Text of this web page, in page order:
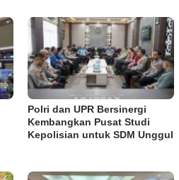
Polri dan UPR Bersinergi
Kembangkan Pusat Studi
Kepolisian untuk SDM Unggul